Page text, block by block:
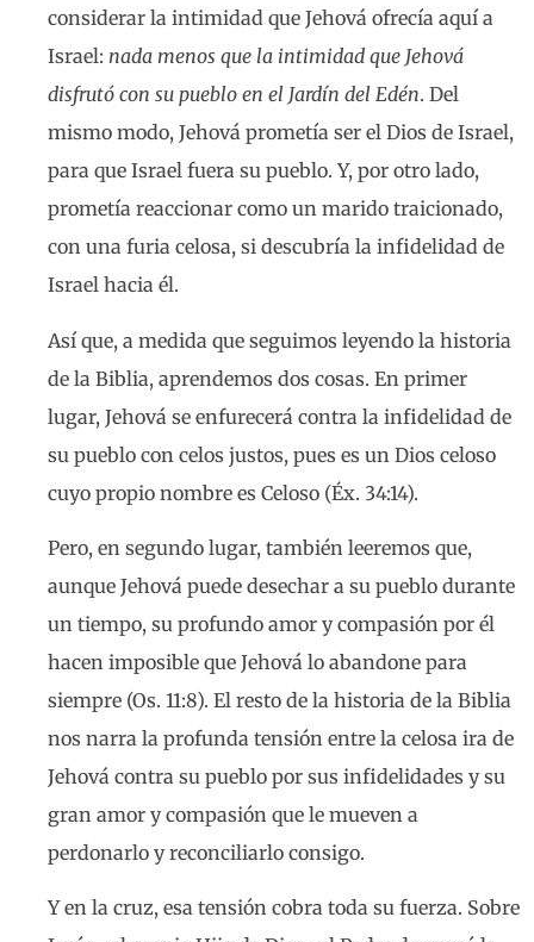
considerar la intimidad que Jehová ofrecía aquí a
Israel: nada menos que la intimidad que Jehová
disfrutó con su pueblo en el Jardín del Edén. Del
mismo modo, Jehová prometía ser el Dios de Israel,
para que Israel fuera su pueblo. Y, por otro lado,
prometía reaccionar como un marido traicionado,
con una furia celosa, si descubría la infidelidad de
Israel hacia él.
Así que, a medida que seguimos leyendo la historia
de la Biblia, aprendemos dos cosas. En primer
lugar, Jehová se enfurecerá contra la infidelidad de
su pueblo con celos justos, pues es un Dios celoso
cuyo propio nombre es Celoso (Éx. 34:14).
Pero, en segundo lugar, también leeremos que,
aunque Jehová puede desechar a su pueblo durante
un tiempo, su profundo amor y compasión por él
hacen imposible que Jehová lo abandone para
siempre (Os. 11:8). El resto de la historia de la Biblia
nos narra la profunda tensión entre la celosa ira de
Jehová contra su pueblo por sus infidelidades y su
gran amor y compasión que le mueven a
perdonarlo y reconciliarlo consigo.
Y en la cruz, esa tensión cobra toda su fuerza. Sobre